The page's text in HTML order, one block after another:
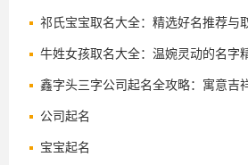
祁氏宝宝取名大全：精选好名推荐与
牛姓女孩取名大全：温婉灵动的名字
鑫字头三字公司起名全攻略：寓意吉
公司起名
宝宝起名